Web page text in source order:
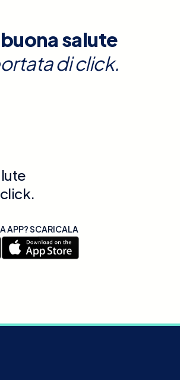
salute
di click.
APP? SCARICALA